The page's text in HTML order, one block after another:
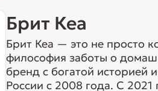
Брит Кеа
Брит Кеа — это не просто
философия заботы о
бренд с богатой историей
России с 2008 года. С